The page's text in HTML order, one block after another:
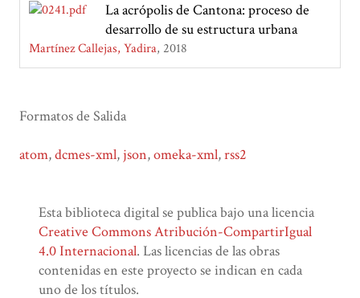
La acrópolis de Cantona: proceso de
desarrollo de su estructura urbana
Martínez Callejas, Yadira 2018
Formatos de Salida
atom,dcmes-xml, json,omeka-xml,rss2
Esta biblioteca digital se publica bajo una licencia
Creative Commons Atribución-CompartirIgual
4.0 Internacional. Las licencias de las obras
contenidas en este proyecto se indican en cada
uno de los títulos.